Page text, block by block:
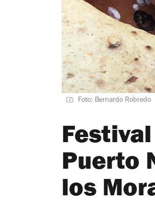
Foto: Bernardo Robredo
Puerto
los